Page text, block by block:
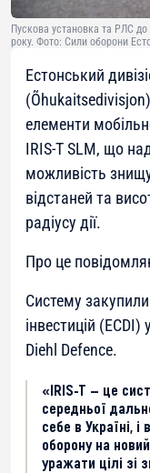
Пускова установка та РЛС
року. Фото: Сили оборони
Естонський
елементи
IRIS-T SLM, що
можливість
відстаней та
радіусу дії.
Про це
Систему
інвестицій (ECDI)
Diehl Defence.
«IRIS-T — це
середньої
себе в Україні,
оборону на
уражати цілі зі